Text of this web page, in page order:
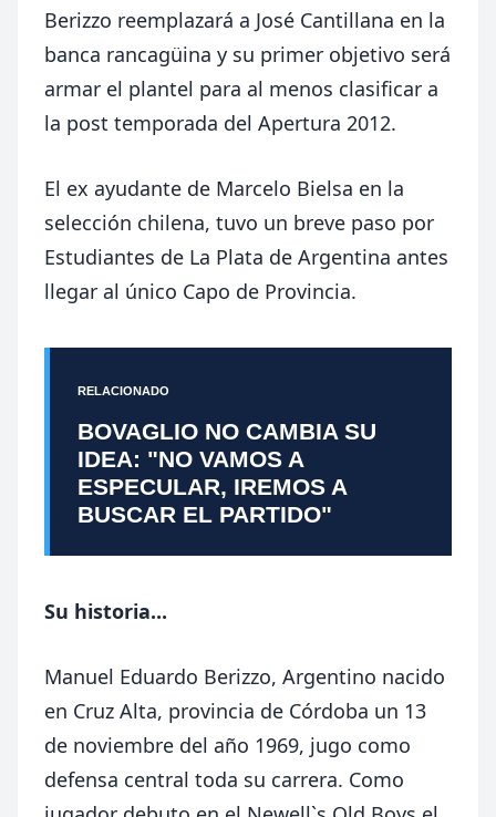
Berizzo reemplazará a José Cantillana en la
banca rancagüina y su primer objetivo será
armar el plantel para al menos clasificar a
la post temporada del Apertura 2012.
El ex ayudante de Marcelo Bielsa en la
selección chilena, tuvo un breve paso por
Estudiantes de La Plata de Argentina antes
llegar al único Capo de Provincia.
RELACIONADO
BOVAGLIO NO CAMBIA SU
IDEA: "NO VAMOS A
ESPECULAR, IREMOS A
BUSCAR EL PARTIDO"
Su historia...
Manuel Eduardo Berizzo, Argentino nacido
en Cruz Alta, provincia de Córdoba un 13
de noviembre del año 1969, jugo como
defensa central toda su carrera. Como